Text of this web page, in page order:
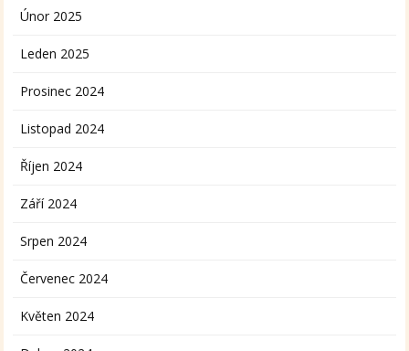
Únor 2025
Leden 2025
Prosinec 2024
Listopad 2024
Říjen 2024
Září 2024
Srpen 2024
Červenec 2024
Květen 2024